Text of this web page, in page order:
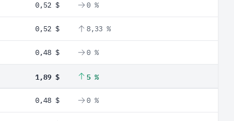
0,52 $ 0 %
0,52 $ 8,33 %
0,48 $ 0 %
1,89 $ 5 %
0,48 $ 0 %